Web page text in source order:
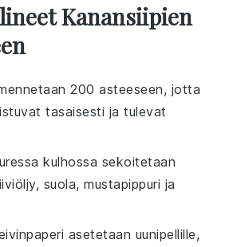
Kanansiipien
200 asteeseen, jotta
tasaisesti ja tulevat
kulhossa sekoitetaan
suola, mustapippuri ja
asetetaan uunipellille,